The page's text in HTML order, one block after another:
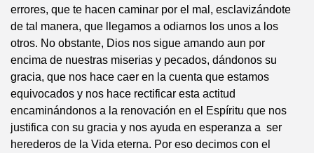
errores, que te hacen caminar por el mal, esclavizándote
de tal manera, que llegamos a odiarnos los unos a los
otros. No obstante, Dios nos sigue amando aun por
encima de nuestras miserias y pecados, dándonos su
gracia, que nos hace caer en la cuenta que estamos
equivocados y nos hace rectificar esta actitud
encaminándonos a la renovación en el Espíritu que nos
justifica con su gracia y nos ayuda en esperanza a ser
herederos de la Vida eterna. Por eso decimos con el